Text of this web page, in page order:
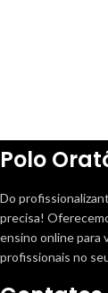
Polo
Do
precisa!
ensino online para
profissionais no